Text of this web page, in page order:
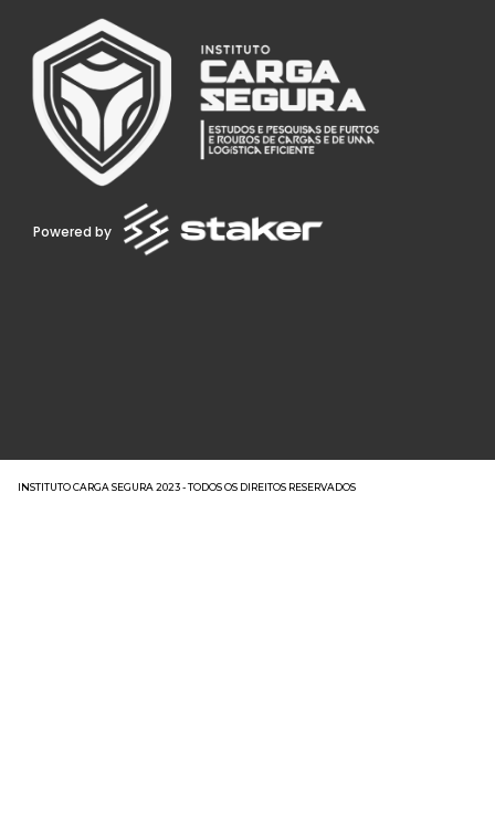
Powered by
INSTITUTO CARGA SEGURA 2023 - TODOS OS DIREITOS RESERVADOS